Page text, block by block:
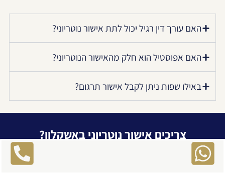
האם עורך דין רגיל יכול לתת אישור נוטריוני?
האם אפוסטיל הוא חלק מהאישור הנוטריוני?
באילו שפות ניתן לקבל אישור תרגום?
צריכים אישור נוטריוני באשקלון?
ניתן לשלוח את פרטי המסמך לבדיקה ראשונית, כדי להבין